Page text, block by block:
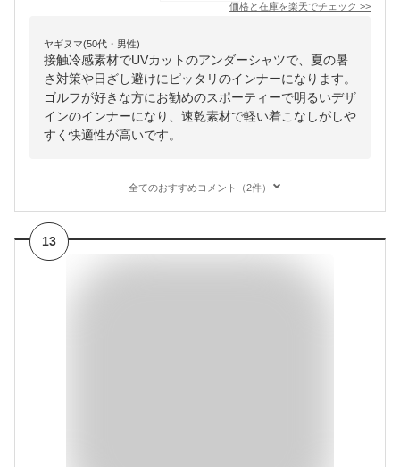
価格と在庫を楽天でチェック >>
ヤギヌマ(50代・男性)
接触冷感素材でUVカットのアンダーシャツで、夏の暑
さ対策や日ざし避けにピッタリのインナーになります。
ゴルフが好きな方にお勧めのスポーティーで明るいデザ
インのインナーになり、速乾素材で軽い着こなしがしや
すく快適性が高いです。
全てのおすすめコメント（2件）
13